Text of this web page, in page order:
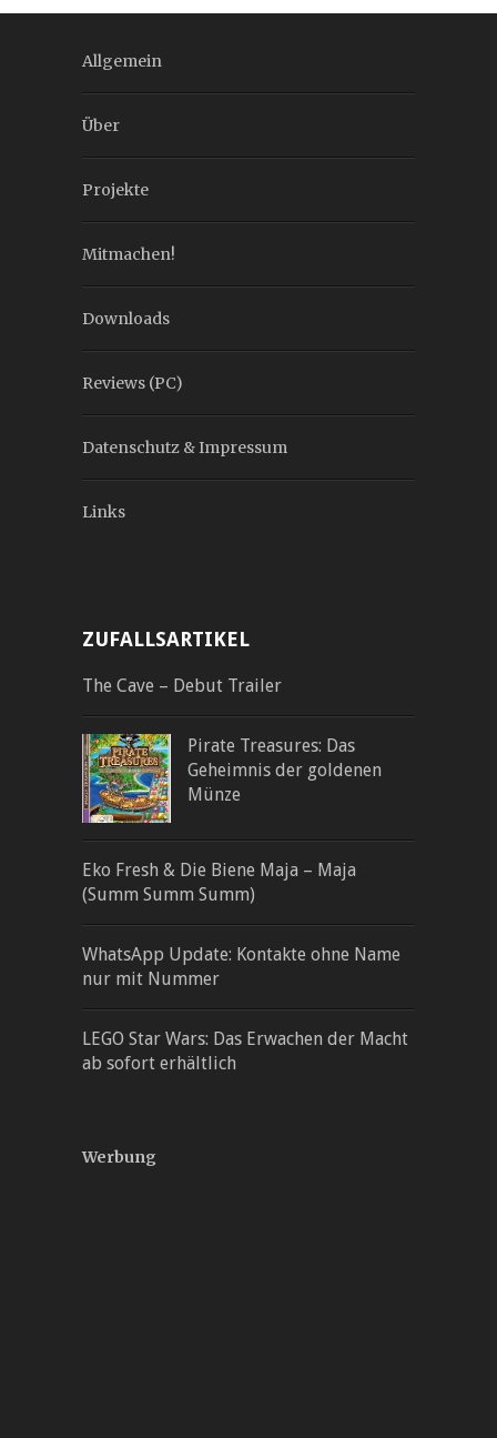
Allgemein
Über
Projekte
Mitmachen!
Downloads
Reviews (PC)
Datenschutz & Impressum
Links
ZUFALLSARTIKEL
The Cave – Debut Trailer
Pirate Treasures: Das
Geheimnis der goldenen
Münze
Eko Fresh & Die Biene Maja – Maja
(Summ Summ Summ)
WhatsApp Update: Kontakte ohne Name
nur mit Nummer
LEGO Star Wars: Das Erwachen der Macht
ab sofort erhältlich
Werbung